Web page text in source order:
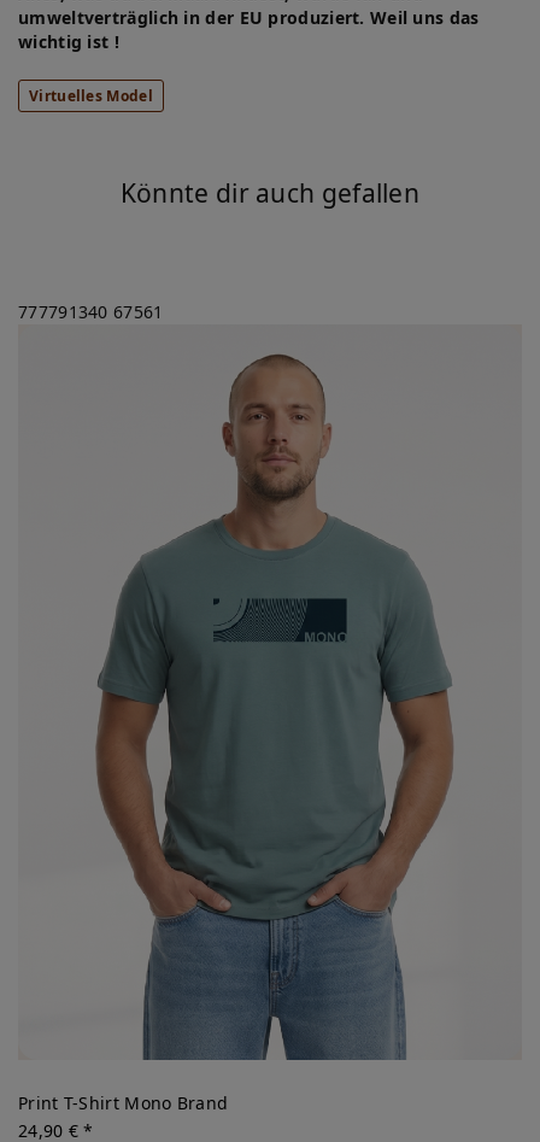
umweltverträglich in der EU produziert. Weil uns das
wichtig ist !
Virtuelles Model
Könnte dir auch gefallen
777791340 67561
Print T-Shirt Mono Brand
24,90 € *